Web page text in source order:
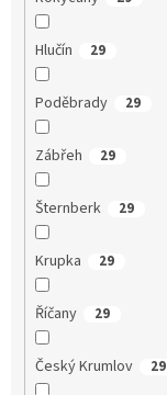
Hlučín 29
Poděbrady 29
Zábřeh 29
Šternberk 29
Krupka 29
Říčany 29
Český Krumlov 29